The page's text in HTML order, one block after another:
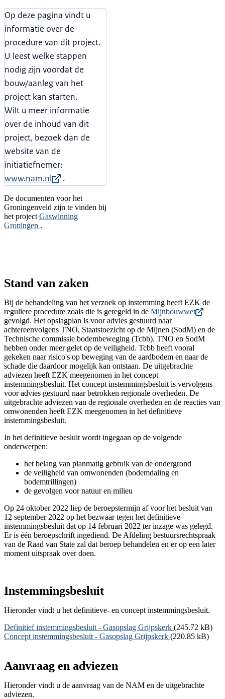
Op deze pagina vindt u
informatie over de
procedure van dit project.
U leest welke stappen
nodig zijn voordat de
bouw/aanleg van het
project kan starten.
Wilt u meer informatie
over de inhoud van dit
project, bezoek dan de
website van de
initiatiefnemer:
www.nam.nl
.
De documenten voor het
Groningenveld zijn te vinden bij
het project Gaswinning
Groningen .
Stand van zaken
Bij de behandeling van het verzoek op instemming heeft EZK de
reguliere procedure zoals die is geregeld in de Mijnbouwwet
gevolgd. Het opslagplan is voor advies gestuurd naar
achtereenvolgens TNO, Staatstoezicht op de Mijnen (SodM) en de
Technische commissie bodembeweging (Tcbb). TNO en SodM
hebben onder meer gelet op de veiligheid. Tcbb heeft vooral
gekeken naar risico's op beweging van de aardbodem en naar de
schade die daardoor mogelijk kan ontstaan. De uitgebrachte
adviezen heeft EZK meegenomen in het concept
instemmingsbesluit. Het concept instemmingsbesluit is vervolgens
voor advies gestuurd naar betrokken regionale overheden. De
uitgebrachte adviezen van de regionale overheden en de reacties van
omwonenden heeft EZK meegenomen in het definitieve
instemmingsbesluit.
In het definitieve besluit wordt ingegaan op de volgende
onderwerpen:
het belang van planmatig gebruik van de ondergrond
de veiligheid van omwonenden (bodemdaling en
bodemtrillingen)
de gevolgen voor natuur en milieu
Op 24 oktober 2022 liep de beroepstermijn af voor het besluit van
12 september 2022 op het bezwaar tegen het definitieve
instemmingsbesluit dat op 14 februari 2022 ter inzage was gelegd.
Er is één beroepschrift ingediend. De Afdeling bestuursrechtspraak
van de Raad van State zal dat beroep behandelen en er op een later
moment uitspraak over doen.
Instemmingsbesluit
Hieronder vindt u het definitieve- en concept instemmingsbesluit.
Document
Definitief instemmingsbesluit - Gasopslag Grijpskerk (245.72 kB)
Document
Concept instemmingsbesluit - Gasopslag Grijpskerk (220.85 kB)
Aanvraag en adviezen
Hieronder vindt u de aanvraag van de NAM en de uitgebrachte
adviezen.